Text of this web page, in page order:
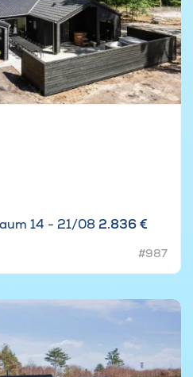
14 - 21/08 2.836 €
#987